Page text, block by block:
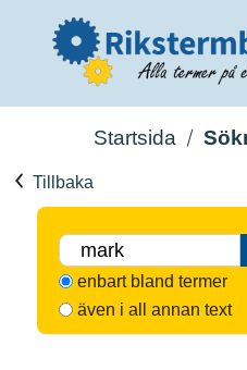
Startsida
Tillbaka
enbart bland termer
även i all annan text